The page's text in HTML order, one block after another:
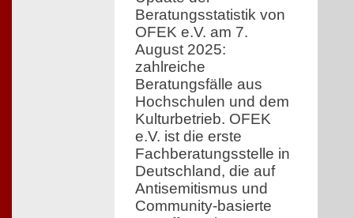
Beratungsstatistik von
OFEK e.V. am 7.
August 2025:
zahlreiche
Beratungsfälle aus
Hochschulen und dem
Kulturbetrieb. OFEK
e.V. ist die erste
Fachberatungsstelle in
Deutschland, die auf
Antisemitismus und
Community-basierte